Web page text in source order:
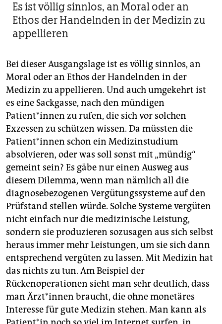
Es ist völlig sinnlos, an Moral oder an
Ethos der Handelnden in der Medizin zu
appellieren
Bei dieser Ausgangslage ist es völlig sinnlos, an
Moral oder an Ethos der Handelnden in der
Medizin zu appellieren. Und auch umgekehrt ist
es eine Sackgasse, nach den mündigen
Patient*innen zu rufen, die sich vor solchen
Exzessen zu schützen wissen. Da müssten die
Patient*innen schon ein Medizinstudium
absolvieren, oder was soll sonst mit „mündig“
gemeint sein? Es gäbe nur einen Ausweg aus
diesem Dilemma, wenn man nämlich all die
diagnosebezogenen Vergütungssysteme auf den
Prüfstand stellen würde. Solche Systeme vergüten
nicht einfach nur die medizinische Leistung,
sondern sie produzieren sozusagen aus sich selbst
heraus immer mehr Leistungen, um sie sich dann
entsprechend vergüten zu lassen. Mit Medizin hat
das nichts zu tun. Am Beispiel der
Rückenoperationen sieht man sehr deutlich, dass
man Ärzt*innen braucht, die ohne monetäres
Interesse für gute Medizin stehen. Man kann als